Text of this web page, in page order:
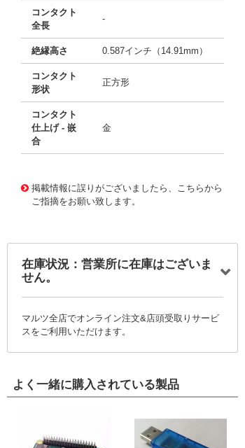
コンタクト
全長
-
絶縁高さ 0.587インチ（14.91mm）
コンタクト
形状
正方形
コンタクト
仕上げ - 嵌
合
金
掲載情報に誤りがございましたら、こちらから
ご指摘をお願い致します。
在庫状況：営業所に在庫はございま
せん。
マルツ全店でオンライン注文&店頭受取りサービ
スをご利用いただけます。
よく一緒に購入されている製品